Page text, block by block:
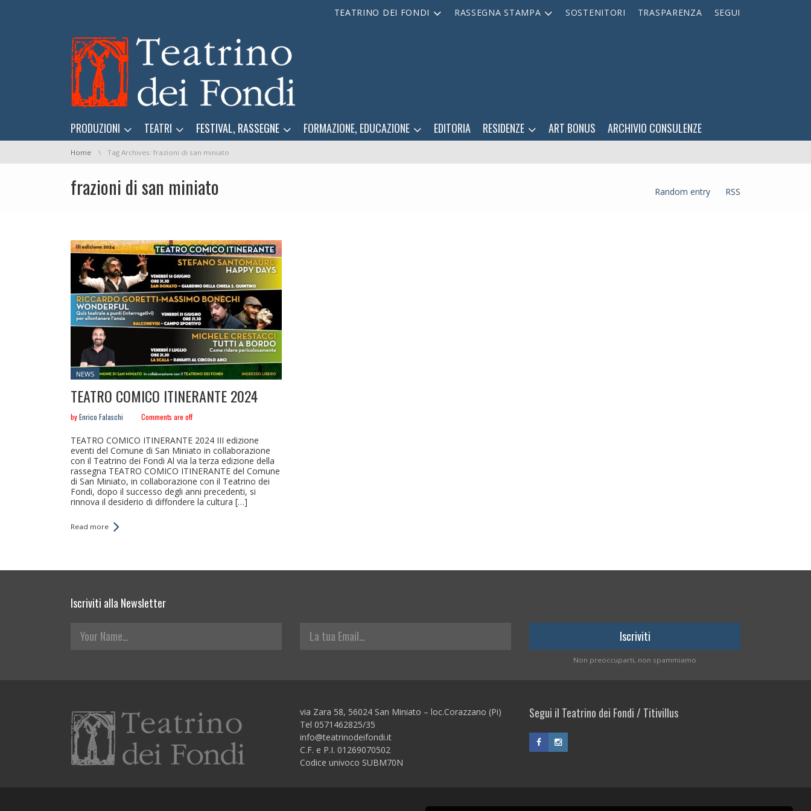
TEATRINO DEI FONDI RASSEGNA STAMPA SOSTENITORI TRASPARENZA SEGUI
Skip navigation
PRODUZIONI TEATRI FESTIVAL, RASSEGNE FORMAZIONE, EDUCAZIONE EDITORIA RESIDENZE ART BONUS ARCHIVIO CONSULENZE
You are here:
Home Tag Archives: frazioni di san miniato
frazioni di san miniato Random entry RSS
Posted
NEWS
TEATRO COMICO ITINERANTE 2024
byEnrico Falaschi Comments are off
TEATRO COMICO ITINERANTE 2024 III edizione
eventi del Comune di San Miniato in collaborazione
con il Teatrino dei Fondi Al via la terza edizione della
rassegna TEATRO COMICO ITINERANTE del Comune
di San Miniato, in collaborazione con il Teatrino dei
Fondi, dopo il successo degli anni precedenti, si
rinnova il desiderio di diffondere la cultura […]
Read more
Iscriviti alla Newsletter
Non preoccuparti, non spammiamo
via Zara 58, 56024 San Miniato – loc.Corazzano (Pi)
Tel 0571462825/35
info@teatrinodeifondi.it
C.F. e P.I. 01269070502
Codice univoco SUBM70N
Segui il Teatrino dei Fondi / Titivillus